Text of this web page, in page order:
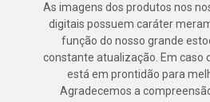
As imagens dos produtos nos
digitais possuem caráter
função do nosso grande
constante atualização. Em caso
está em prontidão para
Agradecemos a